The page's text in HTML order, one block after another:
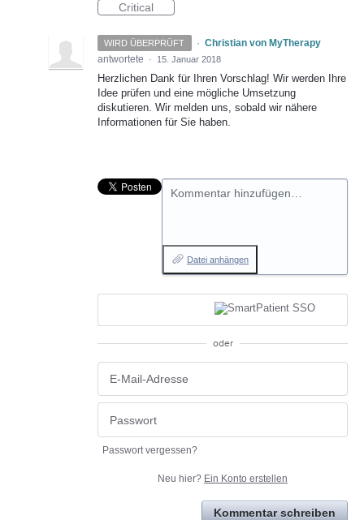
Critical
WIRD ÜBERPRÜFT · Christian von MyTherapy
antwortete
· 15. Januar 2018
Herzlichen Dank für Ihren Vorschlag! Wir werden Ihre
Idee prüfen und eine mögliche Umsetzung
diskutieren. Wir melden uns, sobald wir nähere
Informationen für Sie haben.
Kommentar hinzufügen…
Datei anhängen
oder
Passwort vergessen?
Neu hier? Ein Konto erstellen
Kommentar schreiben